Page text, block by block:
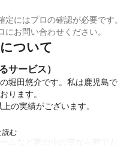
にはプロの確認が必要です。
お問い合わせください。
ついて
サービス）
堀田悠介です。私は鹿児島で
ります。
の実績がございます。